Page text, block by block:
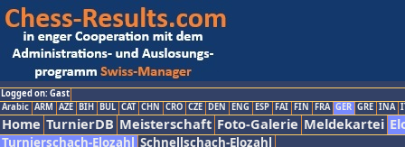
Logged on: Gast
Arabic ARM AZE BIH BUL CAT CHN CRO CZE DEN ENG ESP FAI FIN FRA GER GRE INA
Home TurnierDB Meisterschaft Foto-Galerie Meldekartei
Turnierschach-Elozahl Schnellschach-Elozahl